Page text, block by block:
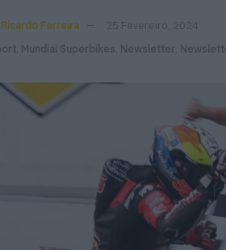
Ricardo Ferreira
25 Fevereiro, 2024
Mundial Superbikes Newsletter